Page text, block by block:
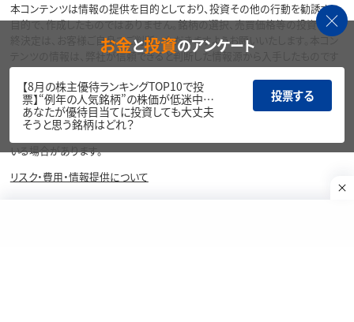
本コンテンツは情報の提供を目的としており、投資その他の行動を勧誘する
目的で、作成したものではありません。銘柄の選択、売買価格等の投資の最
終決定は、お客様ご自身でご判断いただきますようお願いいたします。本コン
テンツの情報は、弊社が信頼できると判断した情報源から入手したものです
が、その情報源の確実性を保証したものではありません。本コンテンツの記
載内容に関するご質問・ご照会等には一切お答え致しかねますので予めご了
承お願い致します。また、本コンテンツの記載内容は、予告なしに変更するこ
とがあります。
当サイトの掲載画像には、Adobe社提供の画像生成AI「Firefly」を使用して
いる場合があります。
リスク・費用・情報提供について
お金と投資のアンケート
【8月の株主優待ランキングTOP10で投
票】“例年の人気銘柄”の株価が低迷中…
あなたが優待目当てに投資しても大丈夫
そうと思う銘柄はどれ？
投票する